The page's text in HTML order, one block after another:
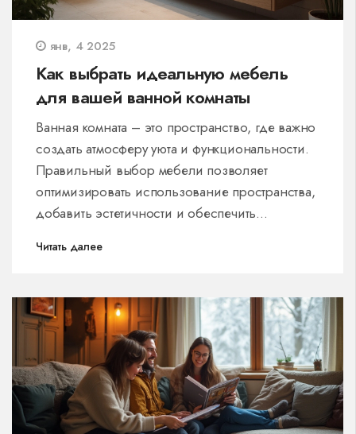
янв, 4 2025
Как выбрать идеальную мебель
для вашей ванной комнаты
Ванная комната – это пространство, где важно
создать атмосферу уюта и функциональности.
Правильный выбор мебели позволяет
оптимизировать использование пространства,
добавить эстетичности и обеспечить
статье рассматриваются ключевые аспекты
помещения и стиля интерьера до материалов,
устойчивых к влаге. Читатели получат
практические советы и актуальные тенденции
дизайна для создания гармоничного и
функционального пространства.
Читать далее